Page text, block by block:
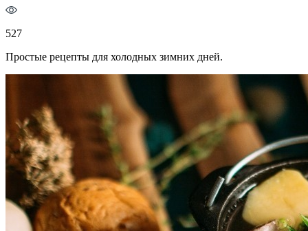
527
Простые рецепты для холодных зимних дней.